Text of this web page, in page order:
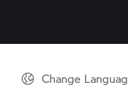
Change